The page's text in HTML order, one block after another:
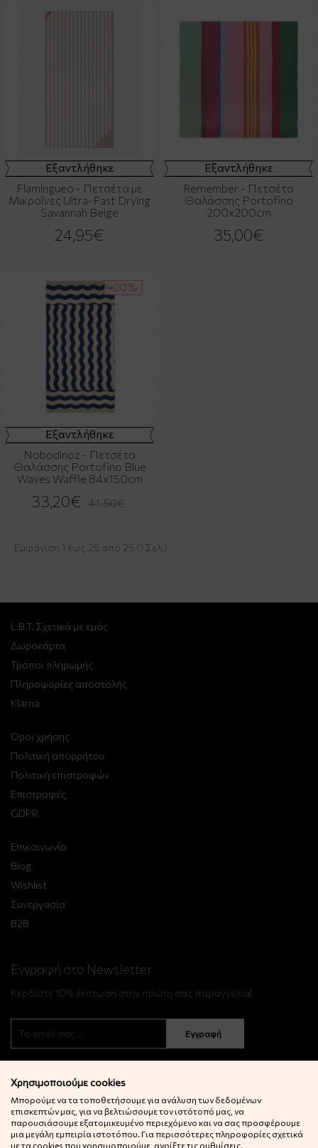
Εξαντλήθηκε
Flamingueo - Πετσέτα με
Μικροΐνες Ultra-Fast Drying
Savannah Beige
24,95€
Εξαντλήθηκε
Remember - Πετσέτα
Θαλάσσης Portofino
200x200cm
35,00€
-20%
Εξαντλήθηκε
Nobodinoz - Πετσέτα
Θαλάσσης Portofino Blue
Waves Waffle 84x150cm
33,20€ 41,50€
Εμφάνιση 1 έως 25 από 25 (1 Σελ.)
L.B.T. Σχετικά με εμάς
Δωροκάρτα
Τρόποι πληρωμής
Πληροφορίες αποστολής
Klarna
Όροι χρήσης
Πολιτική απορρήτου
Πολιτική επιστροφών
Επιστροφές
GDPR
Επικοινωνία
Blog
Wishlist
Συνεργασία
B2B
Εγγραφή στο Newsletter
Κερδίστε 10% έκπτωση στην πρώτη σας παραγγελία!
Εγγραφή
© 2022 Little Big Things. Αll rights reserved.
Χρησιμοποιούμε cookies
Μπορούμε να τα τοποθετήσουμε για ανάλυση των δεδομένων
επισκεπτών μας, για να βελτιώσουμε τον ιστότοπό μας, να
παρουσιάσουμε εξατομικευμένο περιεχόμενο και να σας προσφέρουμε
μια μεγάλη εμπειρία ιστοτόπου. Για περισσότερες πληροφορίες σχετικά
με τα cookies που χρησιμοποιούμε, ανοίξτε τις ρυθμίσεις.